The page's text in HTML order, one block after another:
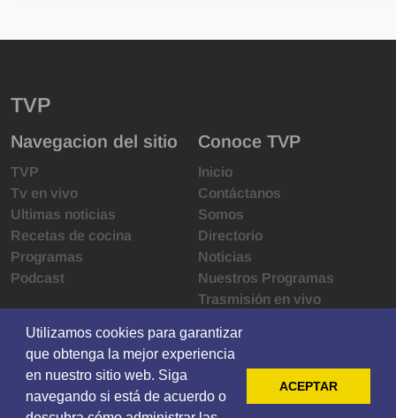
TVP
Navegacion del sitio
TVP
Tv en vivo
Ultimas noticias
Recetas de cocina
Programas
Podcast
Conoce TVP
Inicio
Contáctanos
Somos
Directorio
Noticias
Nuestros Programas
Trasmisión en vivo
Derechos de las audiencias
Código de ética
Redes sociales
Utilizamos cookies para garantizar
que obtenga la mejor experiencia
en nuestro sitio web. Siga
navegando si está de acuerdo o
ACEPTAR
Utilizamos cookies para garantizar
que obtenga la mejor experiencia
en nuestro sitio web. Siga
navegando si está de acuerdo o
ACEPTAR